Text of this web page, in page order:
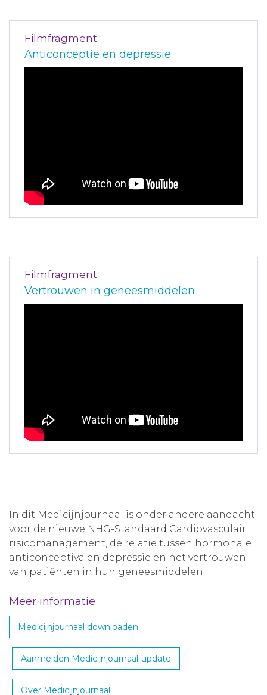
Filmfragment
Anticonceptie en depressie
Filmfragment
Vertrouwen in geneesmiddelen
In dit Medicijnjournaal is onder andere aandacht
voor de nieuwe NHG-Standaard Cardiovasculair
risicomanagement, de relatie tussen hormonale
anticonceptiva en depressie en het vertrouwen
van patiënten in hun geneesmiddelen.
Meer informatie
Medicijnjournaal downloaden
Aanmelden Medicijnjournaal-update
Over Medicijnjournaal